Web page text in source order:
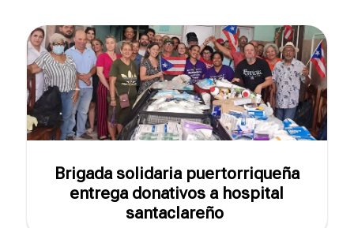
Brigada solidaria puertorriqueña
entrega donativos a hospital
santaclareño